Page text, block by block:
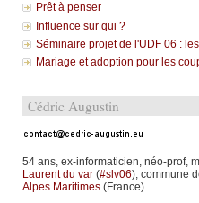
Prêt à penser
Influence sur qui ?
Séminaire projet de l'UDF 06 :
Mariage et adoption pour les
Cédric Augustin
54 ans, ex-informaticien, néo-prof,
Laurent du var(#slv06), commune
Alpes Maritimes(France).